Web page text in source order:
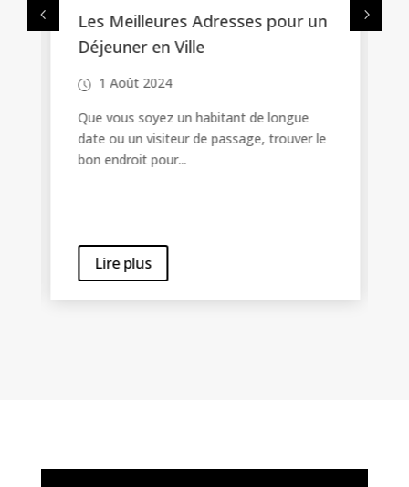
Les Meilleures Adresses pour un
Déjeuner en Ville
1 Août 2024
Que vous soyez un habitant de longue
date ou un visiteur de passage, trouver le
bon endroit pour...
Lire plus